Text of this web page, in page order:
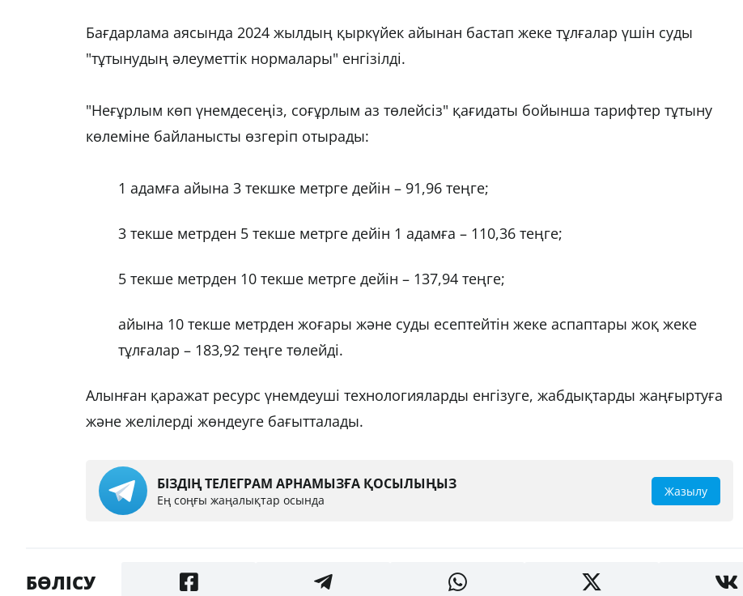
Бағдарлама аясында 2024 жылдың қыркүйек айынан бастап жеке тұлғалар үшін суды
"тұтынудың әлеуметтік нормалары" енгізілді.
"Неғұрлым көп үнемдесеңіз, соғұрлым аз төлейсіз" қағидаты бойынша тарифтер тұтыну
көлеміне байланысты өзгеріп отырады:
1 адамға айына 3 текшке метрге дейін – 91,96 теңге;
3 текше метрден 5 текше метрге дейін 1 адамға – 110,36 теңге;
5 текше метрден 10 текше метрге дейін – 137,94 теңге;
айына 10 текше метрден жоғары және суды есептейтін жеке аспаптары жоқ жеке
тұлғалар – 183,92 теңге төлейді.
Алынған қаражат ресурс үнемдеуші технологияларды енгізуге, жабдықтарды жаңғыртуға
және желілерді жөндеуге бағытталады.
БІЗДІҢ ТЕЛЕГРАМ АРНАМЫЗҒА ҚОСЫЛЫҢЫЗ
Ең соңғы жаңалықтар осында
Жазылу
БӨЛІСУ